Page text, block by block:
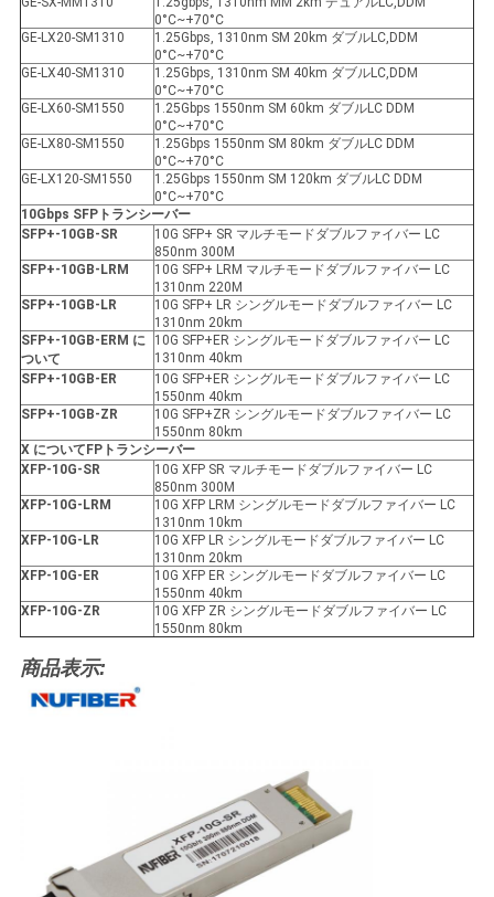
0°C~+70°C
GE-LX20-SM1310
1.25Gbps, 1310nm SM 20km ダブルLC,DDM
0°C~+70°C
GE-LX40-SM1310
1.25Gbps, 1310nm SM 40km ダブルLC,DDM
0°C~+70°C
GE-LX60-SM1550
1.25Gbps 1550nm SM 60km ダブルLC DDM
0°C~+70°C
GE-LX80-SM1550
1.25Gbps 1550nm SM 80km ダブルLC DDM
0°C~+70°C
GE-LX120-SM1550
1.25Gbps 1550nm SM 120km ダブルLC DDM
0°C~+70°C
10Gbps SFPトランシーバー
SFP+-10GB-SR
10G SFP+ SR マルチモードダブルファイバー LC
850nm 300M
SFP+-10GB-LRM
10G SFP+ LRM マルチモードダブルファイバー LC
1310nm 220M
SFP+-10GB-LR
10G SFP+ LR シングルモードダブルファイバー LC
1310nm 20km
SFP+-10GB-ER M に
ついて
10G SFP+ER シングルモードダブルファイバー LC
1310nm 40km
SFP+-10GB-ER
10G SFP+ER シングルモードダブルファイバー LC
1550nm 40km
SFP+-10GB-ZR
10G SFP+ZR シングルモードダブルファイバー LC
1550nm 80km
X について FPトランシーバー
XFP-10G-SR
10G XFP SR マルチモードダブルファイバー LC
850nm 300M
XFP-10G-LRM
10G XFP LRM シングルモードダブルファイバー LC
1310nm 10km
XFP-10G-LR
10G XFP LR シングルモードダブルファイバー LC
1310nm 20km
XFP-10G-ER
10G XFP ER シングルモードダブルファイバー LC
1550nm 40km
XFP-10G-ZR
10G XFP ZR シングルモードダブルファイバー LC
1550nm 80km
商品表示: